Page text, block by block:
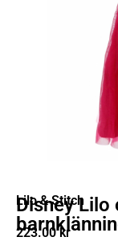
Lilo & Stitch
Disney Lilo
223.00kr